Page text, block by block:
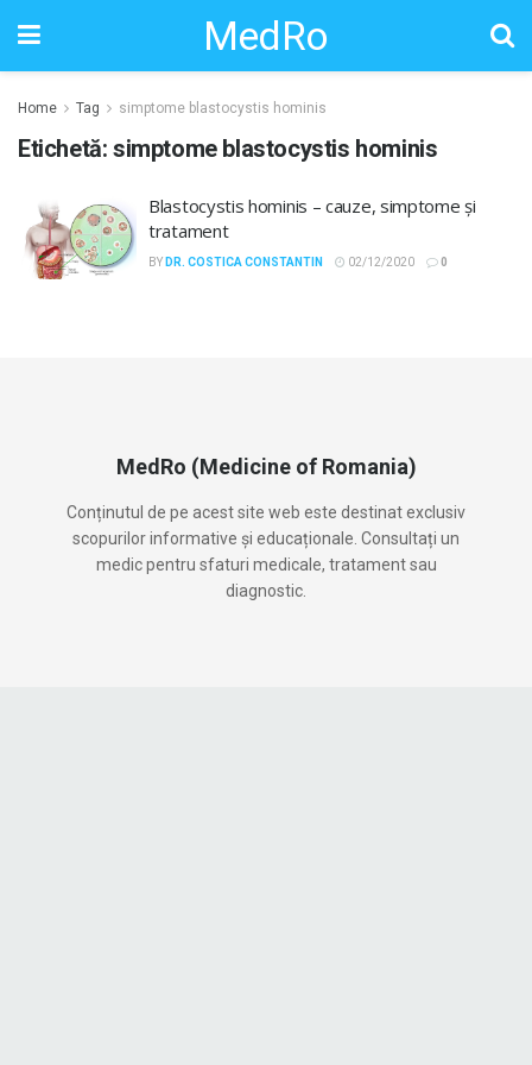
MedRo
Home Tag simptome blastocystis hominis
Etichetă: simptome blastocystis hominis
Blastocystis hominis – cauze, simptome și
tratament
BY DR. COSTICA CONSTANTIN 02/12/2020 0
MedRo (Medicine of Romania)
Conținutul de pe acest site web este destinat exclusiv
scopurilor informative și educaționale. Consultați un
medic pentru sfaturi medicale, tratament sau
diagnostic.